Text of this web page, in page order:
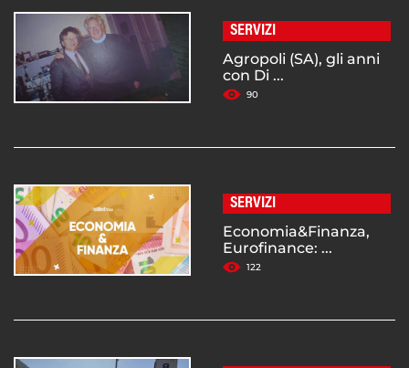
SERVIZI
Agropoli (SA), gli anni
con Di ...
90
SERVIZI
Economia&Finanza,
Eurofinance: ...
122